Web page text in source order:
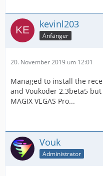
kevinl203
Anfänger
20. November 2019 um 12:01
Managed to install the
and Voukoder 2.3beta5
MAGIX VEGAS Pro...
Vouk
Administrator